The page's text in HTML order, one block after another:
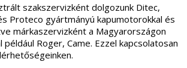
szakszervizként dolgozunk Ditec,
Proteco gyártmányú kapumotorokkal és
márkaszervizként a Magyarországon
Roger, Came. Ezzel kapcsolatosan